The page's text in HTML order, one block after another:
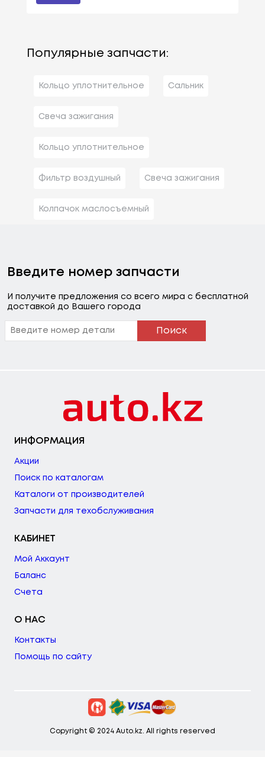
Популярные запчасти:
Кольцо уплотнительное Сальник
Свеча зажигания
Кольцо уплотнительное
Фильтр воздушный Свеча зажигания
Колпачок маслосъемный
Введите номер запчасти
И получите предложения со всего мира с бесплатной
доставкой до Вашего города
Поиск
ИНФОРМАЦИЯ
Акции
Поиск по каталогам
Каталоги от производителей
Запчасти для техобслуживания
КАБИНЕТ
Мой Аккаунт
Баланс
Счета
О НАС
Контакты
Помощь по сайту
Copyright © 2024 Auto.kz. All rights reserved